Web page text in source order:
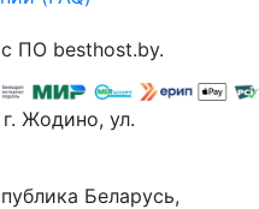
ПО besthost.by.
Жодино, ул.
Беларусь,